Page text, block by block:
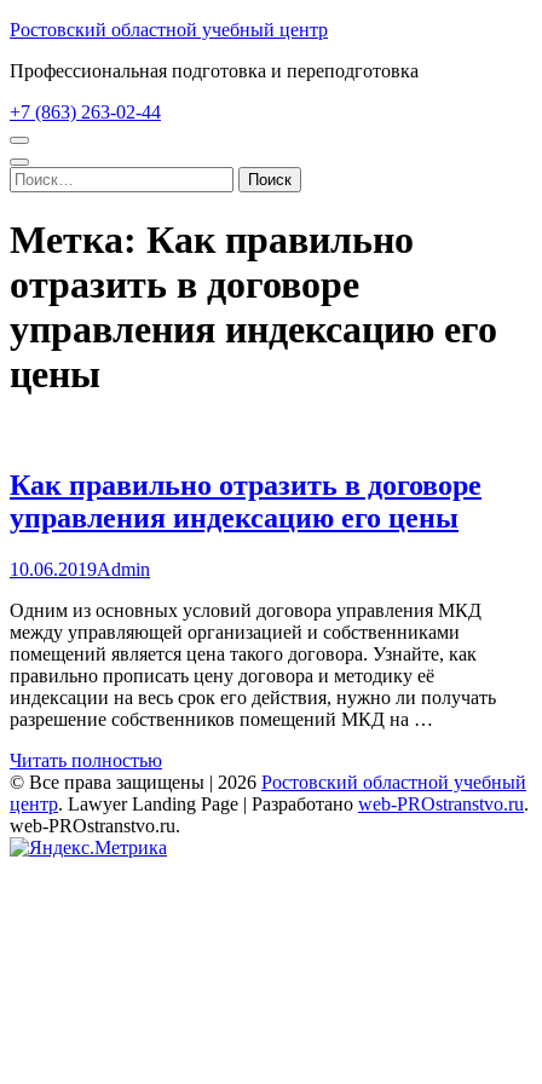
Перейти
содержимому
Enter)
Ростовский областной учебный центр
Профессиональная подготовка и переподготовка
+7 (863) 263-02-44
Найти:
Метка: Как правильно
отразить в договоре
управления индексацию его
цены
Как правильно отразить в договоре
управления индексацию его цены
10.06.2019Admin
Одним из основных условий договора управления МКД
между управляющей организацией и собственниками
помещений является цена такого договора. Узнайте, как
правильно прописать цену договора и методику её
индексации на весь срок его действия, нужно ли получать
разрешение собственников помещений МКД на …
Читать полностью
© Все права защищены | 2026 Ростовский областной учебный
центр. Lawyer Landing Page | Разработано web-PROstranstvo.ru.
web-PROstranstvo.ru.